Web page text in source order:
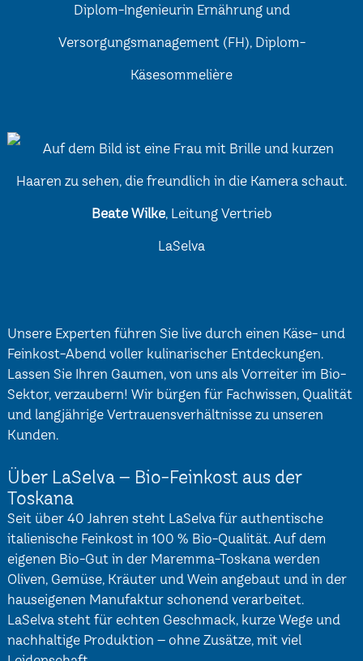
Diplom-Ingenieurin Ernährung und
Versorgungsmanagement (FH), Diplom-
Käsesommelière
Beate Wilke, Leitung Vertrieb
LaSelva
Unsere Experten führen Sie live durch einen Käse- und
Feinkost-Abend voller kulinarischer Entdeckungen.
Lassen Sie Ihren Gaumen, von uns als Vorreiter im Bio-
Sektor, verzaubern! Wir bürgen für Fachwissen, Qualität
und langjährige Vertrauensverhältnisse zu unseren
Kunden.
Über LaSelva – Bio-Feinkost aus der
Toskana
Seit über 40 Jahren steht LaSelva für authentische
italienische Feinkost in 100 % Bio-Qualität. Auf dem
eigenen Bio-Gut in der Maremma-Toskana werden
Oliven, Gemüse, Kräuter und Wein angebaut und in der
hauseigenen Manufaktur schonend verarbeitet.
LaSelva steht für echten Geschmack, kurze Wege und
nachhaltige Produktion – ohne Zusätze, mit viel